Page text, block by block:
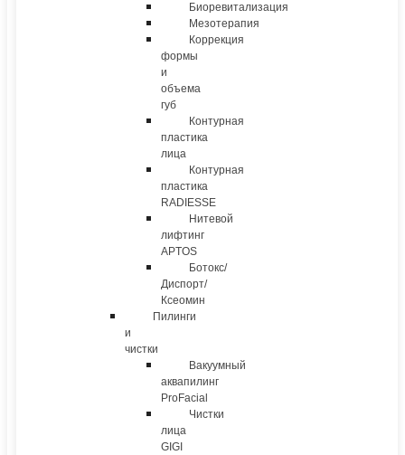
Биоревитализация
Мезотерапия
Коррекция
формы
и
объема
губ
Контурная
пластика
лица
Контурная
пластика
RADIESSE
Нитевой
лифтинг
APTOS
Ботокс/
Диспорт/
Ксеомин
Пилинги
и
чистки
Вакуумный
аквапилинг
ProFacial
Чистки
лица
GIGI